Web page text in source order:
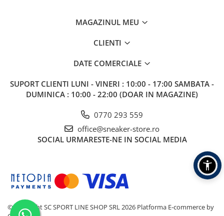
MAGAZINUL MEU
CLIENTI
DATE COMERCIALE
SUPORT CLIENTI LUNI - VINERI : 10:00 - 17:00 SAMBATA -
DUMINICA : 10:00 - 22:00 (DOAR IN MAGAZINE)
0770 293 559
office@sneaker-store.ro
SOCIAL URMARESTE-NE IN SOCIAL MEDIA
©Copyright SC SPORT LINE SHOP SRL 2026 Platforma E-commerce by